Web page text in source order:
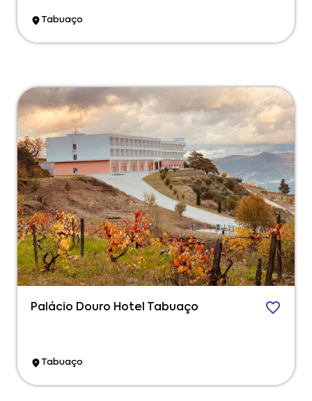
Tabuaço
Palácio Douro Hotel Tabuaço
Tabuaço